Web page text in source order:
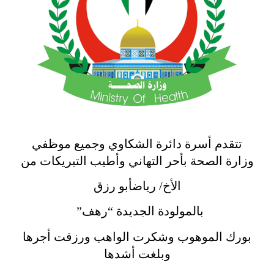
تتقدم أسرة دائرة الشكاوي وجميع موظفي
وزارة الصحة بأحر التهاني وأطيب التبريكات من
الأخ/ رياضأبو رزق
بالمولودة الجديدة “رهف”
بورك الموهوب وشكرت الواهب ورزقت أجرها
وبلغت أشدها